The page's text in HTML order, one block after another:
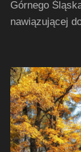
Górnego
nawiązującej